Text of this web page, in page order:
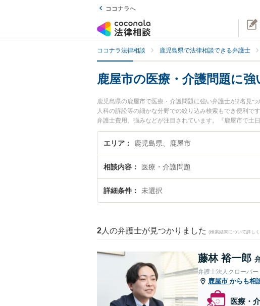
ココナラへ
ココナラ法律相談 鹿児島県で法律相談できる弁護士
鹿屋市の医療・介護問題に強
鹿児島県の鹿屋市で医療・介護問題に強い弁護士が2名見
人科の訴訟等の細かな分野での絞り込み検索もでき便利で
弁護士費用、強みなどが注目されています。『鹿屋市で土
豊富な近くの弁護士を検索したい』『初回相談無料で医療
エリア 鹿児島県、鹿屋市
相談内容 医療・介護問題
詳細条件 未選択
2 人の弁護士が見つかりました (検索結果について詳し
藤林 裕一郎
弁護士法人クローバ
鹿屋市 からも相
医療・